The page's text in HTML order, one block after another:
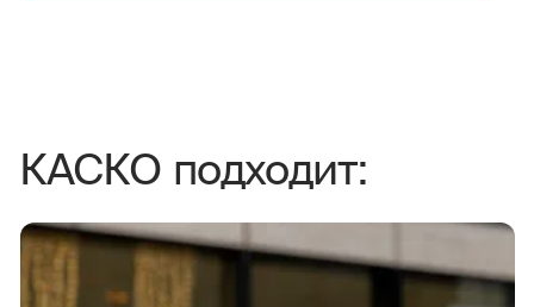
КАСКО подходит: